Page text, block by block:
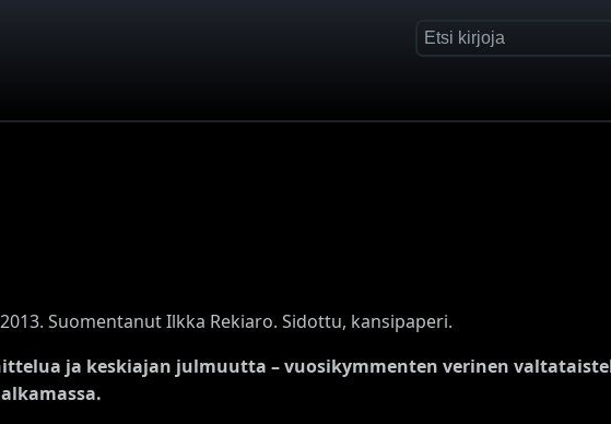
Suomentanut Ilkka Rekiaro. Sidottu, kansipaperi.
ja keskiajan julmuutta – vuosikymmenten verinen